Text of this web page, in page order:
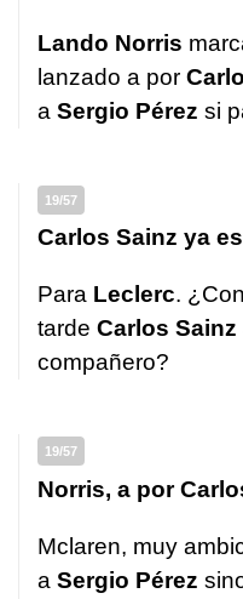
Lando Norris
lanzado a por
a Sergio Pérez si
19/57
Carlos Sainz ya
Para Leclerc.
tarde Carlos Sainz
compañero?
19/57
Norris, a por
Mclaren, muy
a Sergio Pérez